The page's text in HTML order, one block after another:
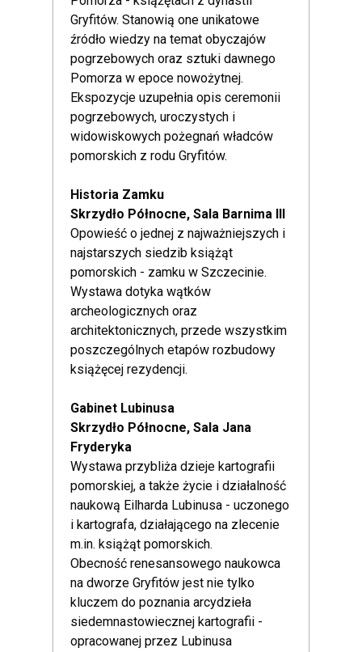
Gryfitów. Stanowią one unikatowe
źródło wiedzy na temat obyczajów
pogrzebowych oraz sztuki dawnego
Pomorza w epoce nowożytnej.
Ekspozycje uzupełnia opis ceremonii
pogrzebowych, uroczystych i
widowiskowych pożegnań władców
pomorskich z rodu Gryfitów.
Historia Zamku
Skrzydło Północne, Sala Barnima III
Opowieść o jednej z najważniejszych i
najstarszych siedzib książąt
pomorskich - zamku w Szczecinie.
Wystawa dotyka wątków
archeologicznych oraz
architektonicznych, przede wszystkim
poszczególnych etapów rozbudowy
książęcej rezydencji.
Gabinet Lubinusa
Skrzydło Północne, Sala Jana
Fryderyka
Wystawa przybliża dzieje kartografii
pomorskiej, a także życie i działalność
naukową Eilharda Lubinusa - uczonego
i kartografa, działającego na zlecenie
m.in. książąt pomorskich.
Obecność renesansowego naukowca
na dworze Gryfitów jest nie tylko
kluczem do poznania arcydzieła
siedemnastowiecznej kartografii -
opracowanej przez Lubinusa